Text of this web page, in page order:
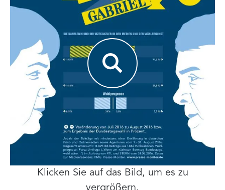
Klicken Sie auf das Bild, um es zu
vergrößern.